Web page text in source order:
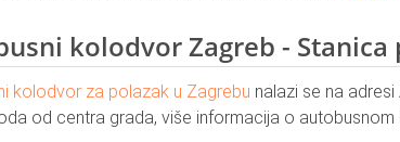
kolodvor Zagreb - Stanica
kolodvor za polazak u Zagrebu nalazi se na
od centra grada, više informacija o